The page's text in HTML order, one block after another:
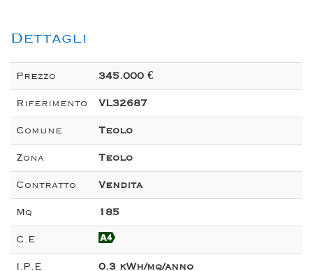
Dettagli
Prezzo 345.000 €
Riferimento VL32687
Comune Teolo
Zona Teolo
Contratto Vendita
Mq 185
C.E
I.P.E 0.3 kWh/mq/anno